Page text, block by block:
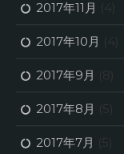
2017年11月 (4)
2017年10月 (4)
2017年9月 (8)
2017年8月 (5)
2017年7月 (5)